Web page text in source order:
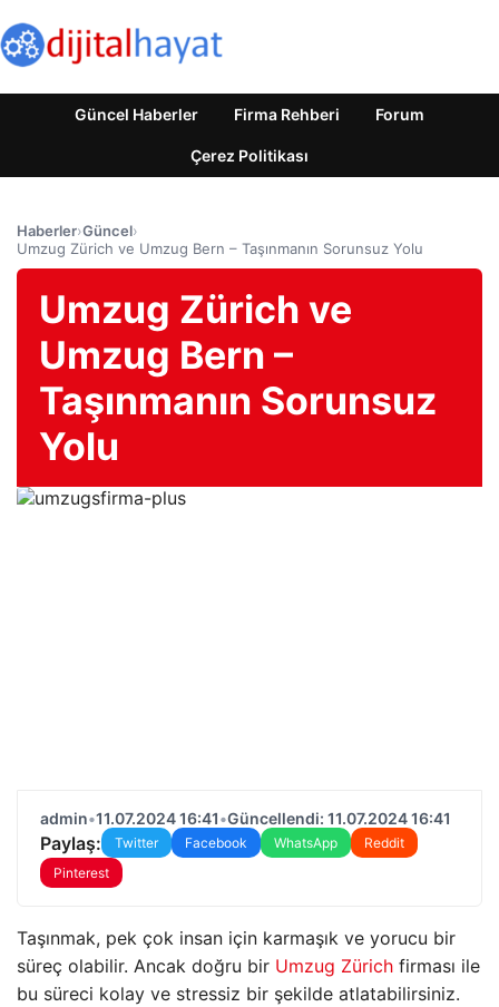
Güncel Haberler Firma Rehberi Forum
Çerez Politikası
Haberler›Güncel›
Umzug Zürich ve Umzug Bern – Taşınmanın Sorunsuz Yolu
Umzug Zürich ve
Umzug Bern –
Taşınmanın Sorunsuz
Yolu
admin•11.07.2024 16:41•Güncellendi: 11.07.2024 16:41
Paylaş: Twitter Facebook WhatsApp
Reddit
Pinterest
Taşınmak, pek çok insan için karmaşık ve yorucu bir
süreç olabilir. Ancak doğru bir Umzug Zürich firması ile
bu süreci kolay ve stressiz bir şekilde atlatabilirsiniz.